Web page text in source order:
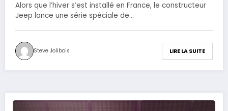
Alors que l’hiver s’est installé en France, le constructeur
Jeep lance une série spéciale de…
Steve Jolibois LIRE LA SUITE